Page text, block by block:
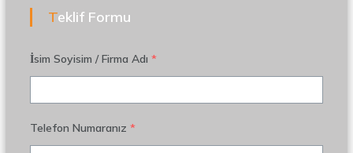
Teklif Formu
İsim Soyisim / Firma Adı *
Telefon Numaranız *